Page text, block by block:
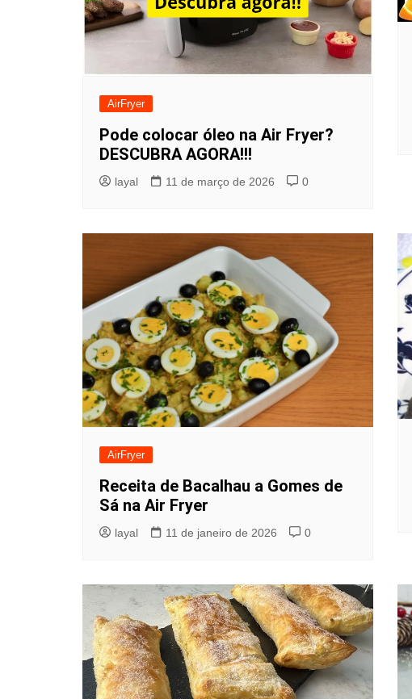
AirFryer
Pode colocar óleo na Air Fryer?
DESCUBRA AGORA!!!
layal 11 de março de 2026 0
AirFryer
Receita de Bacalhau a Gomes de
Sá na Air Fryer
layal 11 de janeiro de 2026 0